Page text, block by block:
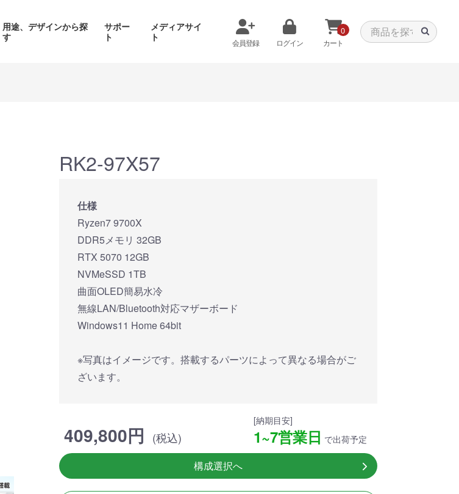
用途、デザインから探
す
サポー
ト
メディアサイ
ト
会員登録 ログイン
0
カート
270°強化ガラスに黒パーツ
が鮮やかに映え、液晶簡易
水冷とラインLEDが重厚な
厳格な基準をクリアした
「Powered By MSI」認証
モデル。世界をリードする
MSIの最新パーツ搭載。
ピラーレスケース採用PC
RK2-97X57
仕様
Ryzen7 9700X
DDR5メモリ 32GB
RTX 5070 12GB
NVMeSSD 1TB
曲面OLED簡易水冷
無線LAN/Bluetooth対応マザーボード
Windows11 Home 64bit
※写真はイメージです。搭載するパーツによって異なる場合がご
ざいます。
409,800円 (税込)
[納期目安]
1~7営業日 で出荷予定
構成選択へ